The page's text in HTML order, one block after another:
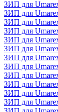
ЗИП для
ЗИП для
ЗИП для
ЗИП для
ЗИП для
ЗИП для
ЗИП для
ЗИП для
ЗИП для
ЗИП для
ЗИП для
ЗИП для